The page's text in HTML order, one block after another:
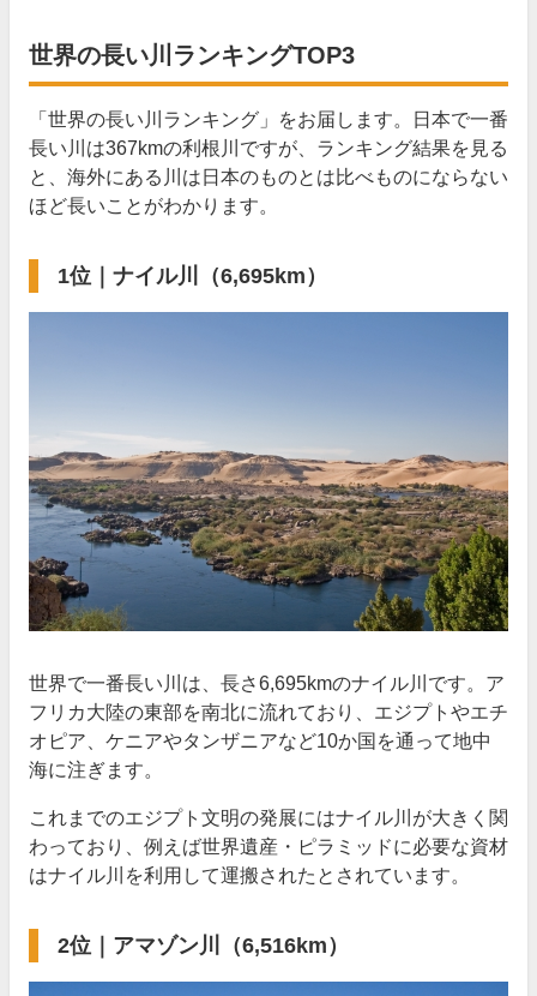
世界の長い川ランキングTOP3
「世界の長い川ランキング」をお届します。日本で一番
長い川は367kmの利根川ですが、ランキング結果を見る
と、海外にある川は日本のものとは比べものにならない
ほど長いことがわかります。
1位｜ナイル川（6,695km）
世界で一番長い川は、長さ6,695kmのナイル川です。ア
フリカ大陸の東部を南北に流れており、エジプトやエチ
オピア、ケニアやタンザニアなど10か国を通って地中
海に注ぎます。
これまでのエジプト文明の発展にはナイル川が大きく関
わっており、例えば世界遺産・ピラミッドに必要な資材
はナイル川を利用して運搬されたとされています。
2位｜アマゾン川（6,516km）